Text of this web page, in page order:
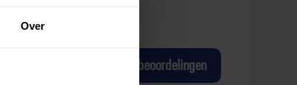
Over
Bekijk beoordelingenvan Manege